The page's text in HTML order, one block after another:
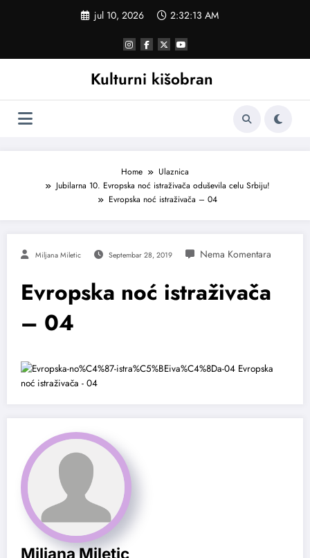
jul 10, 2026 2:32:13 AM
Kulturni kišobran
Home
Ulaznica
Jubilarna 10. Evropska noć istraživača oduševila celu Srbiju!
Evropska noć istraživača – 04
Miljana Miletic Septembar 28, 2019
Evropska noć istraživača
– 04
Miljana Miletic